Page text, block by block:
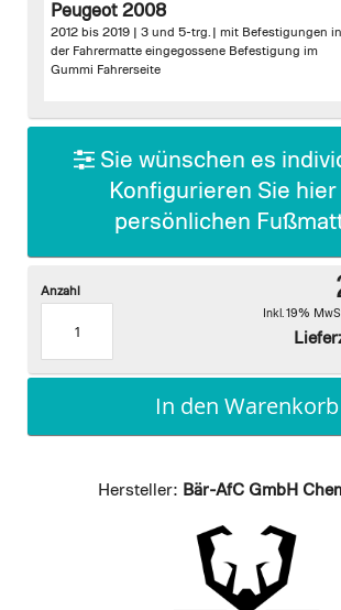
beginning
gallery
Peugeot 2008
2012 bis 2019 | 3 und 5-trg. | mit Befestigungen in
der Fahrermatte eingegossene Befestigung im
Gummi Fahrerseite
Sie wünschen es
Konfigurieren Sie
persönlichen
Inkl. 19%
Anzahl
In den Warenkorb
Hersteller: Bär-AfC GmbH